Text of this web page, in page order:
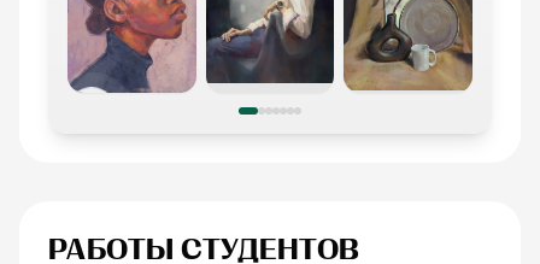
РАБОТЫ СТУДЕНТОВ